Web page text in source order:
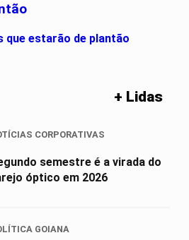
que estarão de plantão
+ Lidas
CORPORATIVAS
semestre é a virada do
óptico em 2026
GOIANA